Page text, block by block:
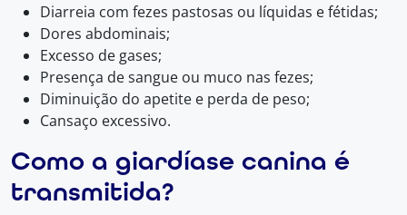
Diarreia com fezes pastosas ou líquidas e fétidas;
Dores abdominais;
Excesso de gases;
Presença de sangue ou muco nas fezes;
Diminuição do apetite e perda de peso;
Cansaço excessivo.
Como a giardíase canina é
transmitida?